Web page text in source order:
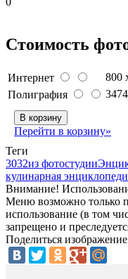
Стоимость
Интернет 800
Полиграфия
В корзину
Перейти в корзину»
Теги
3032из фотостудии
кулинарная
Внимание!
Меню возможно только
использование (в том
запрещено и
Поделиться